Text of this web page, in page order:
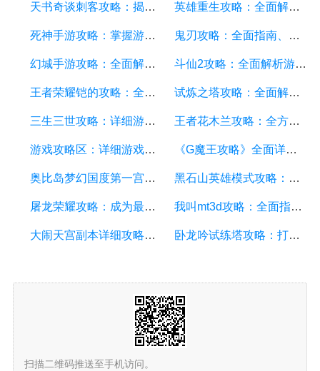
天书奇谈刺客攻略：揭秘最强刺客技巧，助你成为顶尖玩家 英雄重生攻略：全面解析游戏中的技巧和策略
死神手游攻略：掌握游戏技巧，轻松成为顶级玩家 鬼刃攻略：全面指南、技巧和秘籍，助你成为顶尖玩家
幻城手游攻略：全面解析游戏技巧、装备选择和副本攻略 斗仙2攻略：全面解析游戏技巧、副本攻略、装备养成和战斗策略
王者荣耀铠的攻略：全面解析铠的技能、装备、打法和团队配合 试炼之塔攻略：全面解析游戏技巧与策略，帮你征服每一层塔
三生三世攻略：详细游戏攻略方面的描述 王者花木兰攻略：全方位解析花木兰的技能、装备和打法
游戏攻略区：详细游戏攻略方面的描述 《G魔王攻略》全面详解，助你成为顶尖玩家
奥比岛梦幻国度第一宫攻略：探索梦幻世界的奇妙冒险 黑石山英雄模式攻略：成为顶尖玩家的必备指南
屠龙荣耀攻略：成为最强勇士的终极指南 我叫mt3d攻略：全面指南、技巧和秘籍揭秘
大闹天宫副本详细攻略：如何轻松通关大闹天宫副本 卧龙吟试练塔攻略：打造最强角色，征服试炼之塔
扫描二维码推送至手机访问。